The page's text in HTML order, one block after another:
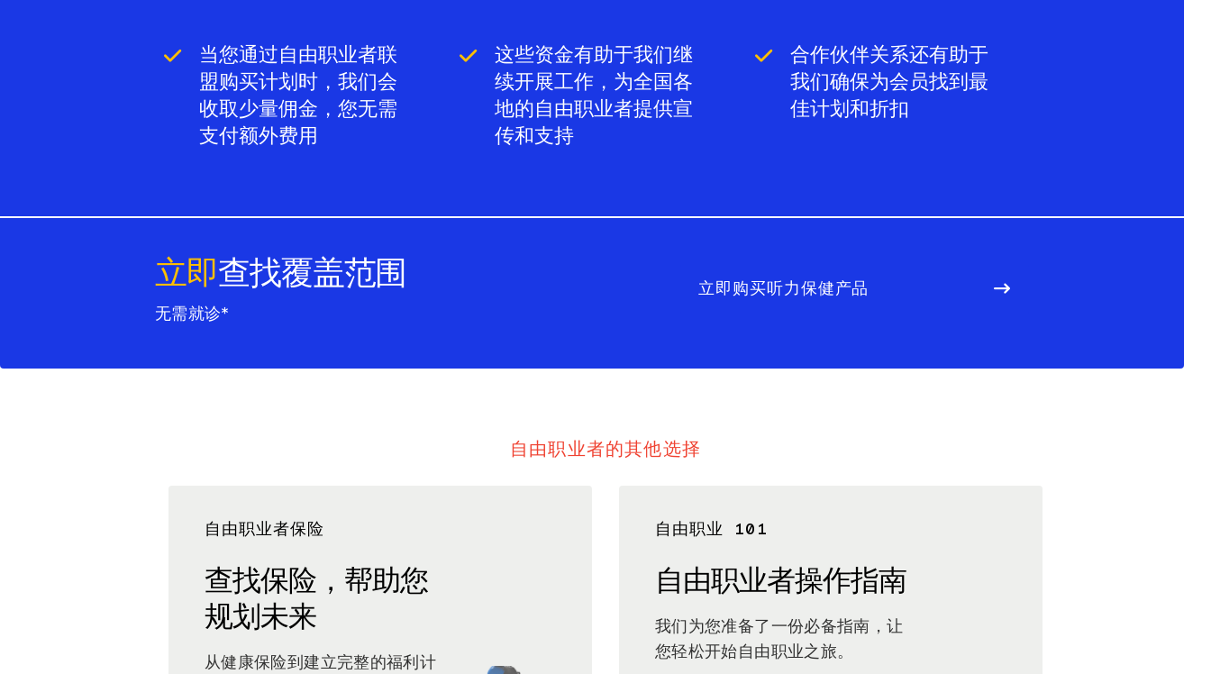
活动
法律咨询处
关于我们
当您通过自由职业者联
盟购买计划时，我们会
收取少量佣金，您无需
支付额外费用
这些资金有助于我们继
续开展工作，为全国各
地的自由职业者提供宣
传和支持
合作伙伴关系还有助于
我们确保为会员找到最
佳计划和折扣
立即查找覆盖范围
无需就诊*
立即购买听力保健产品
自由职业者的其他选择
自由职业者保险
查找保险，帮助您
规划未来
从健康保险到建立完整的福利计
自由职业 101
自由职业者操作指南
我们为您准备了一份必备指南，让
您轻松开始自由职业之旅。